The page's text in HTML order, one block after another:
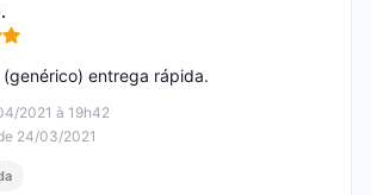
5
2021 à 19h42
24/03/2021
(genérico) entrega rápida.